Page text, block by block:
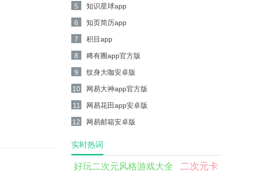
5 知识星球app
6 知页简历app
7 积目app
8 稀有圈app官方版
9 纹身大咖安卓版
10 网易大神app官方版
11 网易花田app安卓版
12 网易邮箱安卓版
实时热词
好玩二次元风格游戏大全
二次元卡